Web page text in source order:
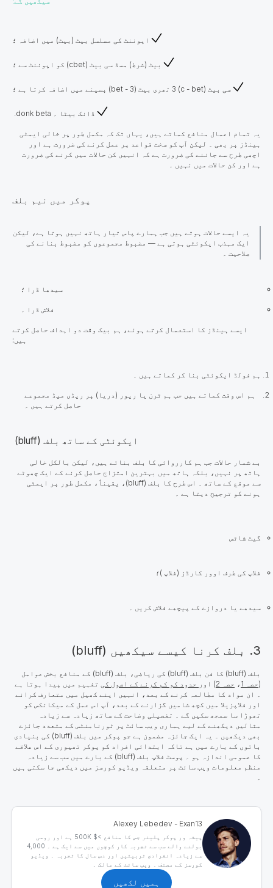
اپوننٹ کی مسلسل بیٹ (بیٹ) میں اضافہ ؛
بیٹ (شرط) مسڈ سی بیٹ (cbet) کو اپوننٹ سے ؛
سی بیٹ (c - bet) 3 تھری بیٹ (3 - bet) پسینے میں اضافہ کرتا ہے ؛
ڈانک بیٹا ۔ donk beta.
یہ تمام اعمال منافع کماتے ہیں، یہاں تک کہ مکمل طور پر خالی ایمٹی
ہینڈز پر بھی ۔ لیکن آپ کو سخت قواعد پر عمل کرنے کی ضرورت ہے اور
اچھی طرح سے جاننے کی ضرورت ہے کہ انہیں کن حالات میں کرنے کی ضرورت
ہے اور کن حالات میں نہیں ۔
​​​​پوکر میں نیم بلف
یہ ایسے حالات ہوتے ہیں جب ہمارے پاس تیار ہاتھ نہیں ہوتا ہے، لیکن
ایک مہذب ایکوئٹی ہوتی ہے — مضبوط مجموعوں کو مضبوط بنانے کی
صلاحیت ۔
سیدھا ڈرا ؛
فلاش ڈرا ۔
ایسے ہینڈز کا استعمال کرتے ہوئے، ہم بیک وقت دو اہداف حاصل کرتے
ہیں:
ہم فولڈ ایکوئٹی بنا کر کماتے ہیں ۔
ہم اس وقت کماتے ہیں جب ہم ٹرن یا ریور (دریا) پر ریڈی میڈ مجموعے
حاصل کرتے ہیں ۔
ایکوئٹی کے ساتھ بلف (bluff)
بے شمار حالات جب ہم کارروائی کا بلف بناتے ہیں، لیکن بالکل خالی
ہاتھ پر نہیں، بلکہ ہاتھ میں بہترین امتزاج حاصل کرنے کے ایک چھوٹے
سے موقع کے ساتھ ۔ اس طرح کا بلف (bluff)، یقیناً، مکمل طور پر ایمٹی
ہونے کو ترجیح دیتا ہے ۔
گیٹ شاٹس
فلاپ کی طرف اوور کارڈز (فلاپ )؛
سیدھے یا دروازے کے پیچھے فلاش کریں ۔
3. بلف کرنا کیسے سیکھیں (bluff)
بلف (bluff) کا فن بلف (bluff) کی ریاضی، بلف (bluff) کے منافع بخش عوامل
(حصہ 1 ، حصہ 2 ) اور حدود کو کم کرنے کے اصول کی
تفہیم میں پیدا ہوتا ہے
۔ ان مواد کا مطالعہ کرنے کے بعد، انہیں اپنے کھیل میں متعارف کرانے
اور فلاپزیلا میں کچھ شامیں گزارنے کے بعد، آپ اس عمل کے میکانکس کو
تھوڑا سا سمجھ سکیں گے ۔ تفصیلی وضاحت کے ساتھ زیادہ سے زیادہ
مثالیں دیکھنے کے لیے ہماری ویب سائٹ پر ٹورنامنٹس کے متعدد جائزے
بھی دیکھیں ۔ یہ ایک جائزہ مضمون ہے جو پوکر میں بلف (bluff) کی بنیادی
باتوں کے بارے میں ہے تاکہ ابتدائی افراد کو پوکر تھیوری کے اس علاقے
کا عمومی اندازہ ہو ۔ پوسٹ فلاپ بلف (bluff) کے بارے میں سب سے زیادہ
منظم معلومات ویب سائٹ پر متعلقہ ویڈیو کورسز میں دیکھی جا سکتی ہیں
Alexey Lebedev - Exan13
پیشہ ور پوکر پلیئر جس کا منافع >$ 500K ہے اور روسی
بولنے والے سب سے تجربہ کار کوچوں میں سے ایک ہے ۔ 4,000
سے زیادہ انفرادی تربیتیں اور دس سال کا تجربہ ۔ ویڈیو
کورسز کے مصنف ۔ ویب سائٹ کے مالک ۔
ہمیں لکھیں